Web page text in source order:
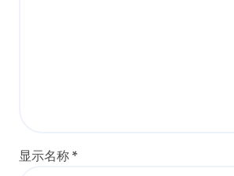
显示名称 *